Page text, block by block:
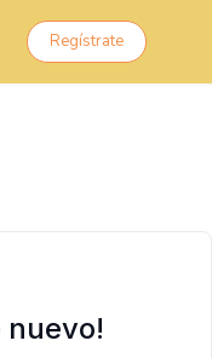
Regístrate
nuevo!